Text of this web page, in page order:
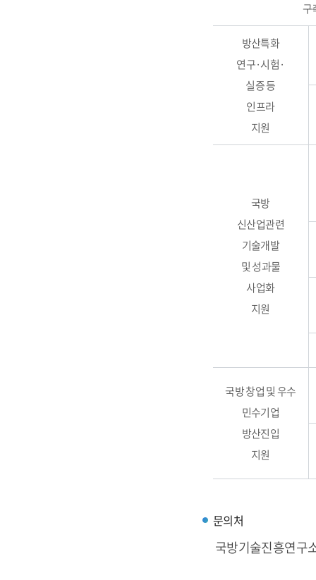
구
방산특화
연구·시험·
실증 등
인프라
지원
국방
신산업관련
기술개발
및 성과물
사업화
지원
국방 창업 및 우수
민수기업
방산진입
지원
문의처
국방기술진흥연구